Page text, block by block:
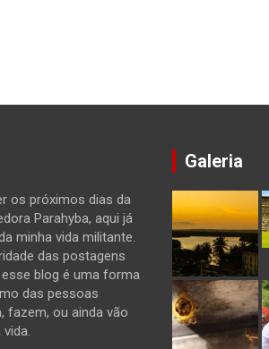
os próximos dias da
Parahyba, aqui já
minha vida militante.
das postagens
blog é uma forma
das pessoas
fazem, ou ainda vão
Galeria